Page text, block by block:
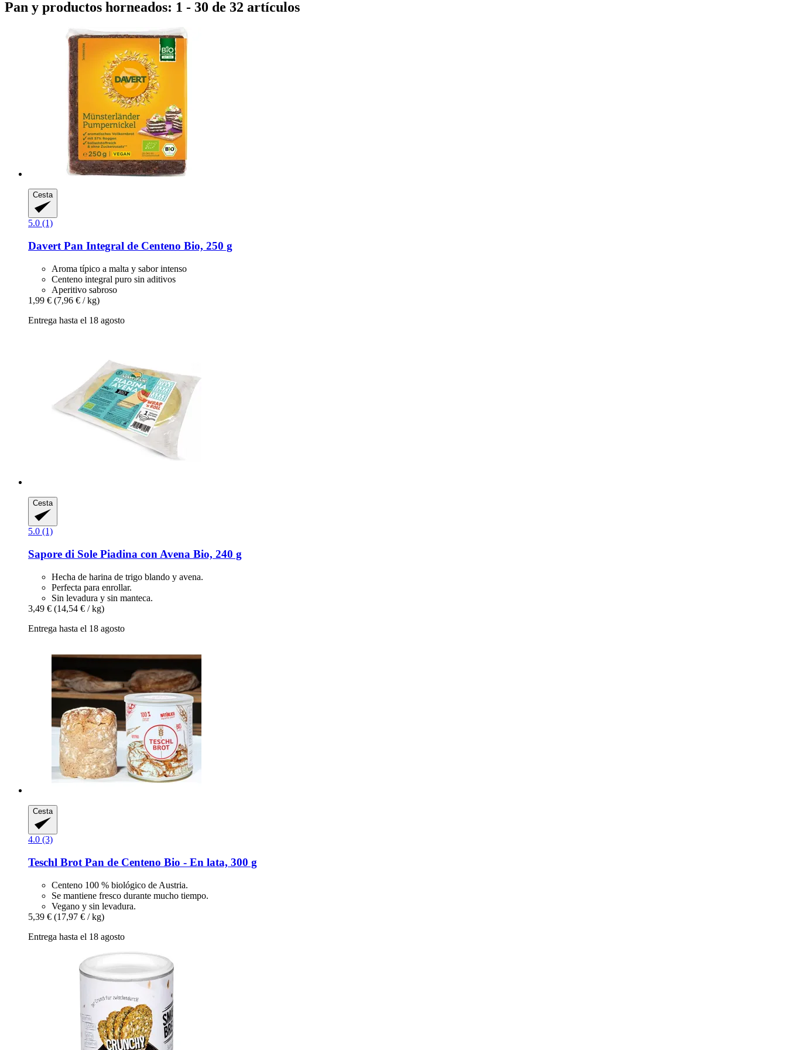
Pan y productos horneados: 1 - 30 de 32 artículos
Cesta
5.0 (1)
Davert Pan Integral de Centeno Bio, 250 g
Aroma típico a malta y sabor intenso
Centeno integral puro sin aditivos
Aperitivo sabroso
1,99 € (7,96 € / kg)
Entrega hasta el 18 agosto
Cesta
5.0 (1)
Sapore di Sole Piadina con Avena Bio, 240 g
Hecha de harina de trigo blando y avena.
Perfecta para enrollar.
Sin levadura y sin manteca.
3,49 € (14,54 € / kg)
Entrega hasta el 18 agosto
Cesta
4.0 (3)
Teschl Brot Pan de Centeno Bio -​ En lata, 300 g
Centeno 100 % biológico de Austria.
Se mantiene fresco durante mucho tiempo.
Vegano y sin levadura.
5,39 € (17,97 € / kg)
Entrega hasta el 18 agosto